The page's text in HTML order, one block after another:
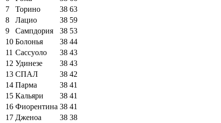
7
Торино 38 63
8
Лацио 38 59
9
Сампдория 38 53
10 Болонья 38 44
11 Сассуоло 38 43
12 Удинезе 38 43
13 СПАЛ 38 42
14 Парма 38 41
15 Кальяри 38 41
16 Фиорентина 38 41
17 Дженоа 38 38